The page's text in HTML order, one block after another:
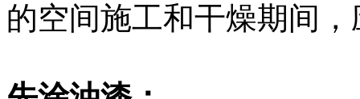
的空间施工和干燥期间